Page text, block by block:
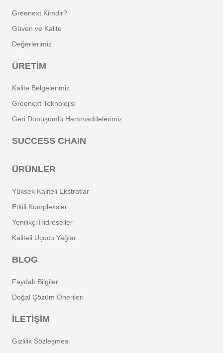
Greenext Kimdir?
Güven ve Kalite
Değerlerimiz
ÜRETIM
Kalite Belgelerimiz
Greenext Teknolojisi
Geri Dönüşümlü Hammaddelerimiz
SUCCESS CHAIN
ÜRÜNLER
Yüksek Kaliteli Ekstratlar
Etkili Kompleksler
Yenilikçi Hidroseller
Kaliteli Uçucu Yağlar
BLOG
Faydalı Bilgiler
Doğal Çözüm Önerileri
İLETİŞİM
Gizlilik Sözleşmesi